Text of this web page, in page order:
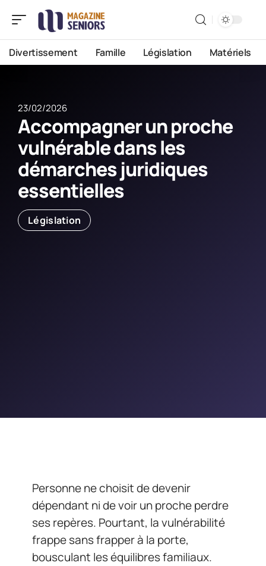
Divertissement Famille Législation Matériels
23/02/2026
Accompagner un proche
vulnérable dans les
démarches juridiques
essentielles
Législation
Personne ne choisit de devenir
dépendant ni de voir un proche perdre
ses repères. Pourtant, la vulnérabilité
frappe sans frapper à la porte,
bousculant les équilibres familiaux.